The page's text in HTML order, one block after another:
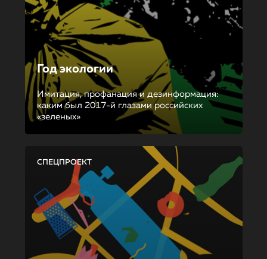
Год экологии
Имитация, профанация и дезинформация:
каким был 2017-й глазами российских
«зеленых»
СПЕЦПРОЕКТ